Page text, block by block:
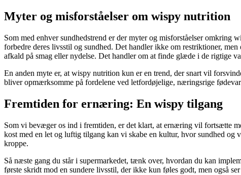
Myter og misforståelser om wispy nutrition
Som med enhver sundhedstrend er der myter og misforståelser
forbedre deres livsstil og sundhed. Det handler ikke om restriktioner,
afkald på smag eller nydelse. Det handler om at finde glæde i de rigtige
En anden myte er, at wispy nutrition kun er en trend, der snart vil
bliver opmærksomme på fordelene ved letfordøjelige, næringsrige
Fremtiden for ernæring: En wispy tilgang
Som vi bevæger os ind i fremtiden, er det klart, at ernæring vil fortsætte
kost med en let og luftig tilgang kan vi skabe en kultur, hvor sundhed
kroppe.
Så næste gang du står i supermarkedet, tænk over, hvordan du kan
første skridt mod en sundere livsstil, der ikke kun føles godt, men også